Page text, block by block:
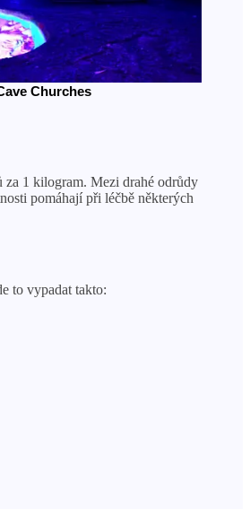
za 1 kilogram. Mezi drahé odrůdy
pomáhají při léčbě některých
to vypadat takto: